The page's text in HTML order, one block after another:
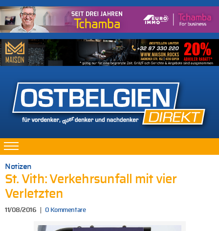
Notizen
St. Vith: Verkehrsunfall mit vier
Verletzten
11/08/2016 0 Kommentare